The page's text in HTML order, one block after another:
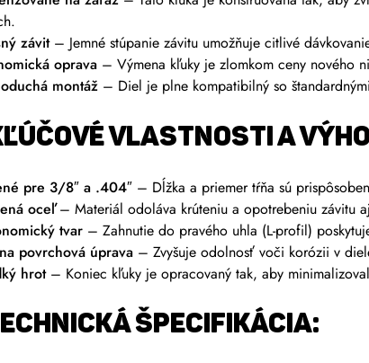
závit– Jemné stúpanie závitu umožňuje citlivé
oprava – Výmena kľuky je zlomkom ceny nového
montáž – Diel je plne kompatibilný so
VLASTNOSTI A
pre 3/8″ a .404″ – Dĺžka a priemer tŕňa sú
oceľ– Materiál odoláva krúteniu a opotrebeniu závitu
tvar – Zahnutie do pravého uhla (L-profil)
povrchová úprava – Zvyšuje odolnosť voči korózii v
hrot– Koniec kľuky je opracovaný tak, aby
ŠPECIFIKÁCIA: